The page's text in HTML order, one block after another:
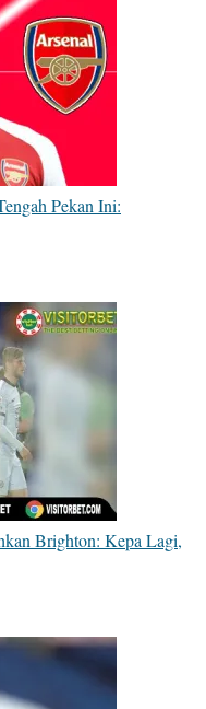
Pekan Ini:
Brighton: Kepa Lagi,